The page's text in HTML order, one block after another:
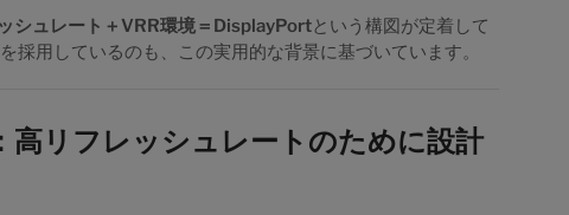
シュレート＋VRR環境＝DisplayPortという構図が定着して
用しているのも、この実用的な背景に基づいています。
高リフレッシュレートのために設計